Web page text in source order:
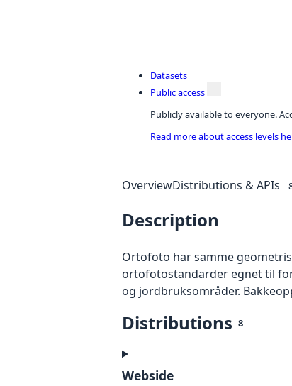
Datasets
Public access
Publicly available to everyone.
Read more about access levels
OverviewDistributions & APIs
Description
Ortofoto har samme
ortofotostandarder egnet til
og jordbruksområder.
Distributions 8
Webside